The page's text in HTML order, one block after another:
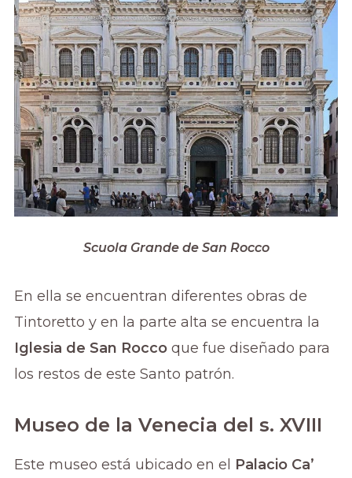
Scuola Grande de San Rocco
En ella se encuentran diferentes obras de
Tintoretto y en la parte alta se encuentra la
Iglesia de San Rocco que fue diseñado para
los restos de este Santo patrón.
Museo de la Venecia del s. XVIII
Este museo está ubicado en el Palacio Ca’